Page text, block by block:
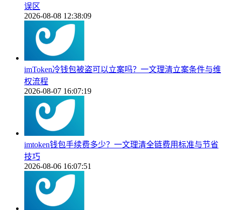
误区
2026-08-08 12:38:09
imToken冷钱包被盗可以立案吗？一文理清立案条件与维
权流程
2026-08-07 16:07:19
imtoken钱包手续费多少？一文理清全链费用标准与节省
技巧
2026-08-06 16:07:51